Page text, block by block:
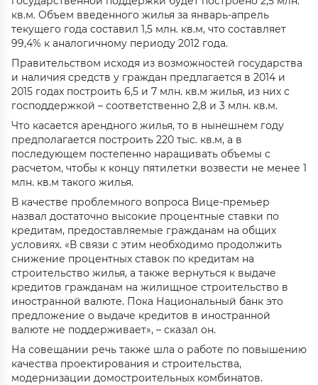
кв.м. Объем введенного жилья за январь-апрель
текущего года составил 1,5 млн. кв.м, что составляет
99,4% к аналогичному периоду 2012 года.
Правительством исходя из возможностей государства
и наличия средств у граждан предлагается в 2014 и
2015 годах построить 6,5 и 7 млн. кв.м жилья, из них с
господдержкой – соответственно 2,8 и 3 млн. кв.м.
Что касается арендного жилья, то в нынешнем году
предполагается построить 220 тыс. кв.м, а в
последующем постепенно наращивать объемы с
расчетом, чтобы к концу пятилетки возвести не менее 1
млн. кв.м такого жилья.
В качестве проблемного вопроса Вице-премьер
назвал достаточно высокие процентные ставки по
кредитам, предоставляемые гражданам на общих
условиях. «В связи с этим необходимо продолжить
снижение процентных ставок по кредитам на
строительство жилья, а также вернуться к выдаче
кредитов гражданам на жилищное строительство в
иностранной валюте. Пока Национальный банк это
предложение о выдаче кредитов в иностранной
валюте не поддерживает», – сказал он.
На совещании речь также шла о работе по повышению
качества проектирования и строительства,
модернизации домостроительных комбинатов.